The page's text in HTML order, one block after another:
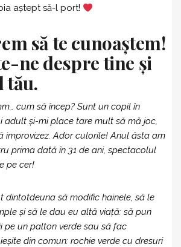
aștept să-l port!
să te cunoaștem!
ne despre tine și
tău.
cum să încep? Sunt un copil în
adult și-mi place tare mult să mă joc,
improvizez. Ador culorile! Anul ăsta am
prima dată în 31 de ani, spectacolul
pe cer!
dintotdeuna să modific hainele, să le
și să le dau eu altă viață: să pun
pe un palton verde sau să fac
din comun: rochie verde cu dresuri